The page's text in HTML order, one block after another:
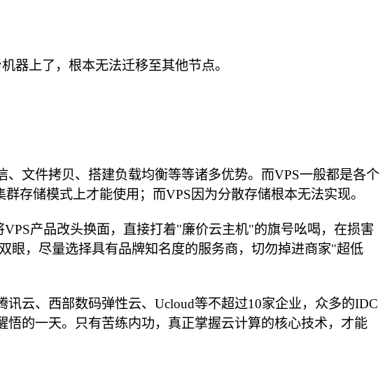
器上了，根本无法迁移至其他节点。
文件拷贝、搭建负载均衡等等诸多优势。而VPS一般都是各个
存储模式上才能使用；而VPS因为分散存储根本无法实现。
产品改头换面，直接打着"廉价云主机"的旗号吆喝，在损害
眼，尽量选择具有品牌知名度的服务商，切勿掉进商家"超低
云、西部数码弹性云、Ucloud等不超过10家企业，众多的IDC
的一天。只有苦练内功，真正掌握云计算的核心技术，才能